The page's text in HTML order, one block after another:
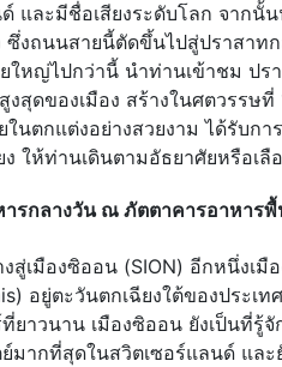
และมีชื่อเสียงระดับโลก จาก
ซึ่งถนนสายนี้ตัดขึ้นไปสู่ปราสาท
ใหญ่ไปกว่านี้ นำท่านเข้าชม ปรา
งสุดของเมือง สร้างในศตวรรษ
ในตกแต่งอย่างสวยงาม ได้รับก
ให้ท่านเดินตามอัธยาศัยหรือเ
รกลางวัน ณ ภัตตาคารอาหารพื้
สู่เมืองซิออน (SION) อีกหนึ่งเมื
อยู่ตะวันตกเฉียงใต้ของประเ
ยาวนาน เมืองซิออน ยังเป็นที่รู้
มากที่สุดในสวิตเซอร์แลนด์ และ